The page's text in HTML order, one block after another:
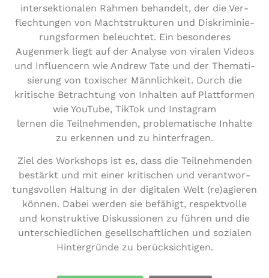
inter­sek­tio­na­len Rahmen behandelt, der die Ver­
flech­tun­gen von Macht­struk­tu­ren und Dis­kri­mi­nie­
rungs­for­men beleuch­tet. Ein beson­de­res
Augenmerk liegt auf der Analyse von viralen Videos
und Influen­cern wie Andrew Tate und der The­ma­ti­
sie­rung von toxischer Männ­lich­keit. Durch die
kritische Betrach­tung von Inhalten auf Platt­for­men
wie YouTube, TikTok und Instagram
lernen die Teil­neh­men­den, pro­ble­ma­ti­sche Inhalte
zu erkennen und zu hinterfragen.
Ziel des Workshops ist es, dass die Teil­neh­men­den
bestärkt und mit einer kri­ti­schen und ver­ant­wor­
tungs­vol­len Haltung in der digitalen Welt (re)agieren
können. Dabei werden sie befähigt, respekt­vol­le
und kon­struk­ti­ve Dis­kus­sio­nen zu führen und die
unter­schied­li­chen gesell­schaft­li­chen und sozialen
Hin­ter­grün­de zu berücksichtigen.